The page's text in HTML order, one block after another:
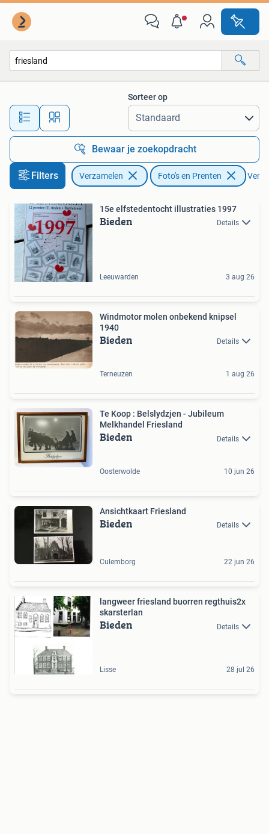
Alle afstanden…
Sorteer op
Bewaar je zoekopdracht
Filters Verzamelen Foto's en Prenten
15e elfstedentocht illustraties 1997
Bieden Details
Leeuwarden 3 aug 26
Windmotor molen onbekend knipsel
1940
Bieden Details
Terneuzen 1 aug 26
Te Koop : Belslydzjen - Jubileum
Melkhandel Friesland
Bieden Details
Oosterwolde 10 jun 26
Ansichtkaart Friesland
Bieden Details
Culemborg 22 jun 26
langweer friesland buorren regthuis2x
skarsterlan
Bieden Details
Lisse 28 jul 26